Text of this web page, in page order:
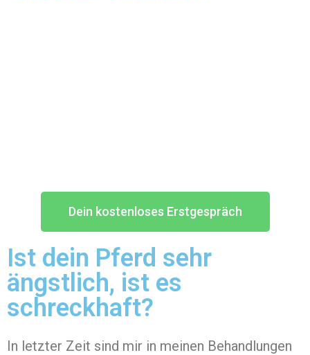
Dein kostenloses Erstgespräch
Ist dein Pferd sehr
ängstlich, ist es
schreckhaft?
In letzter Zeit sind mir in meinen Behandlungen